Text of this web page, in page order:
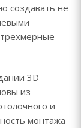
создавать не
3D
из
и
монтажа